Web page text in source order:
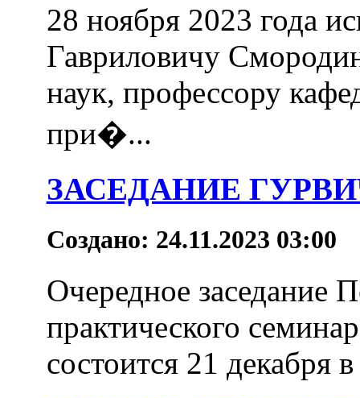
28 ноября 2023 года
Гавриловичу
наук, профессору
при�...
ЗАСЕДАНИЕ
Создано: 24.11.2023 03:00
Очередное заседание
практического
состоится 21 декабря